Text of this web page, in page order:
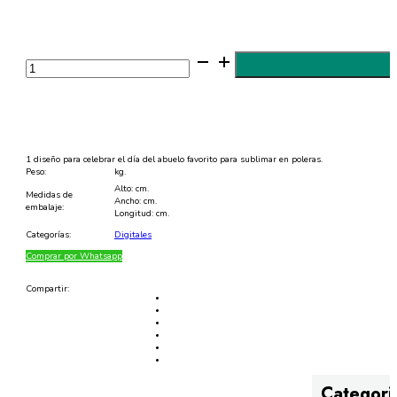
Diseño
Día
del
PDF
cantidad
1 diseño para celebrar el día del abuelo favorito para sublimar en poleras.
Peso:
kg.
Medidas de
embalaje:
Alto: cm.
Ancho: cm.
Longitud: cm.
Categorías:
Digitales
Comprar por Whatsapp
Compartir: